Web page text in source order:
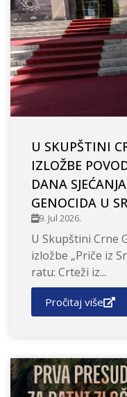
U SKUPŠTINI
IZLOŽBE
DANA
GENOCIDA U
9. Jul 2026.
U Skupštini Crne
izložbe „Priče iz
ratu: Crteži iz...
Pročitaj više